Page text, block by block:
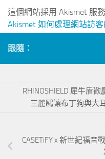
這個網站採用 Akismet 服
Akismet 如何處理網站訪
跟隨：
RHINOSHIELD 犀牛盾
三麗鷗讓布丁狗與大
CASETiFY x 新世紀福音